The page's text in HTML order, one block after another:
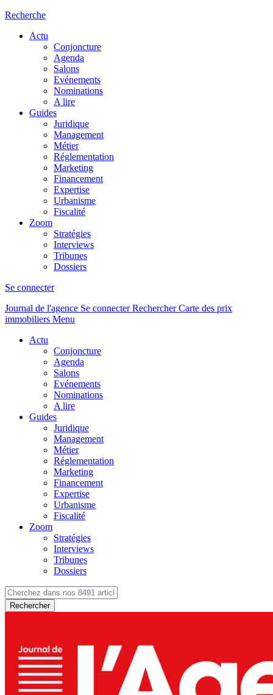
Recherche
Actu
Conjoncture
Agenda
Salons
Evénements
Nominations
A lire
Guides
Juridique
Management
Métier
Réglementation
Marketing
Financement
Expertise
Urbanisme
Fiscalité
Zoom
Stratégies
Interviews
Tribunes
Dossiers
Se connecter
Journal de l'agence Se connecterRechercher Carte des prix
immobiliers Menu
Actu
Conjoncture
Agenda
Salons
Evénements
Nominations
A lire
Guides
Juridique
Management
Métier
Réglementation
Marketing
Financement
Expertise
Urbanisme
Fiscalité
Zoom
Stratégies
Interviews
Tribunes
Dossiers
Rechercher